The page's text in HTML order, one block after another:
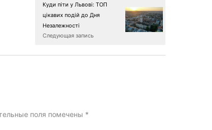
Куди піти у Львові: ТОП
цікавих подій до Дня
Незалежності
Следующая запись
поля помечены *